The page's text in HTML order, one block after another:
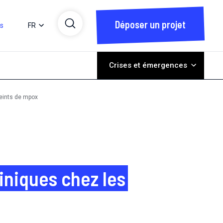
FR Déposer un projet
Crises et émergences
de mpox
chez les